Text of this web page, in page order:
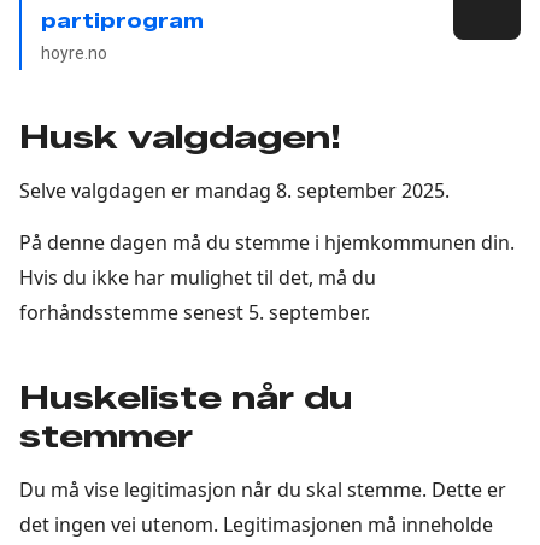
partiprogram
hoyre.no
Husk valgdagen!
Selve valgdagen er mandag 8. september 2025.
På denne dagen må du stemme i hjemkommunen din.
Hvis du ikke har mulighet til det, må du
forhåndsstemme senest 5. september.
Huskeliste når du
stemmer
Du må vise legitimasjon når du skal stemme. Dette er
det ingen vei utenom. Legitimasjonen må inneholde